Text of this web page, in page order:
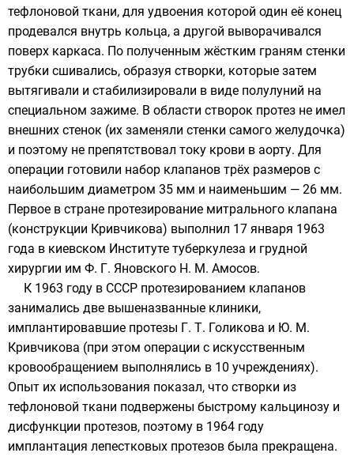
тефлоновой ткани, для удвоения которой один её конец
продевался внутрь кольца, а другой выворачивался
поверх каркаса. По полученным жёстким граням стенки
трубки сшивались, образуя створки, которые затем
вытягивали и стабилизировали в виде полулуний на
специальном зажиме. В области створок протез не имел
внешних стенок (их заменяли стенки самого желудочка)
и поэтому не препятствовал току крови в аорту. Для
операции готовили набор клапанов трёх размеров с
наибольшим диаметром 35 мм и наименьшим — 26 мм.
Первое в стране протезирование митрального клапана
(конструкции Кривчикова) выполнил 17 января 1963
года в киевском Институте туберкулеза и грудной
хирургии им Ф. Г. Яновского Н. М. Амосов.
К 1963 году в СССР протезированием клапанов
занимались две вышеназванные клиники,
имплантировавшие протезы Г. Т. Голикова и Ю. М.
Кривчикова (при этом операции с искусственным
кровообращением выполнялись в 10 учреждениях).
Опыт их использования показал, что створки из
тефлоновой ткани подвержены быстрому кальцинозу и
дисфункции протезов, поэтому в 1964 году
имплантация лепестковых протезов была прекращена.